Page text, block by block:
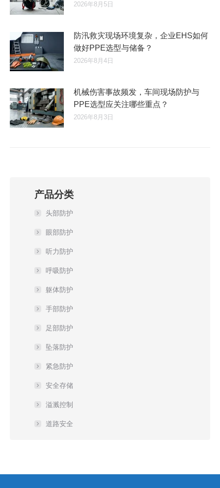
2026年8月5日
防汛救灾现场环境复杂，企业EHS如何
做好PPE选型与储备？
2026年8月4日
机械伤害事故频发，车间现场防护与
PPE选型应关注哪些重点？
2026年8月3日
产品分类
头部防护
眼部防护
听力防护
呼吸防护
躯体防护
手部防护
足部防护
坠落防护
紧急防护
安全存储
溢溅控制
道路安全